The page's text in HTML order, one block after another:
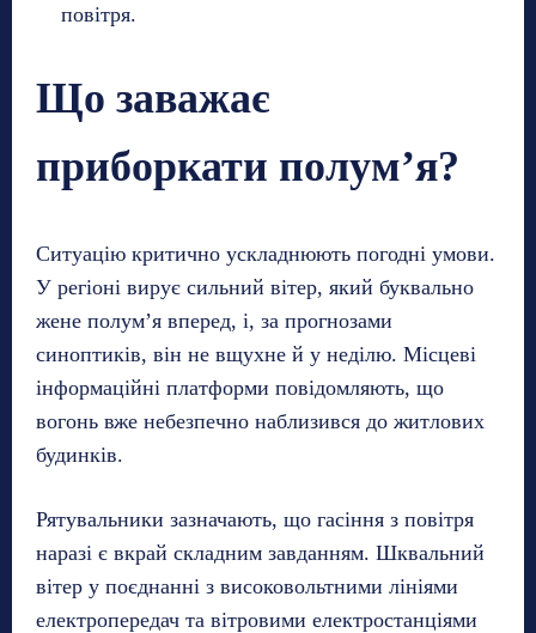
повітря.
Що заважає
приборкати полум’я?
Ситуацію критично ускладнюють погодні умови.
У регіоні вирує сильний вітер, який буквально
жене полум’я вперед, і, за прогнозами
синоптиків, він не вщухне й у неділю. Місцеві
інформаційні платформи повідомляють, що
вогонь вже небезпечно наблизився до житлових
будинків.
Рятувальники зазначають, що гасіння з повітря
наразі є вкрай складним завданням. Шквальний
вітер у поєднанні з високовольтними лініями
електропередач та вітровими електростанціями